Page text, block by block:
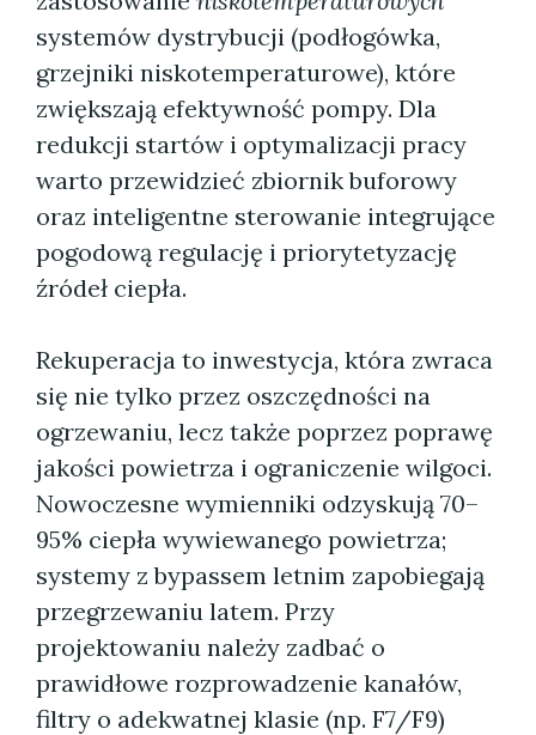
systemów dystrybucji (podłogówka,
grzejniki niskotemperaturowe), które
zwiększają efektywność pompy. Dla
redukcji startów i optymalizacji pracy
warto przewidzieć zbiornik buforowy
oraz inteligentne sterowanie integrujące
pogodową regulację i priorytetyzację
źródeł ciepła.
Rekuperacja to inwestycja, która zwraca
się nie tylko przez oszczędności na
ogrzewaniu, lecz także poprzez poprawę
jakości powietrza i ograniczenie wilgoci.
Nowoczesne wymienniki odzyskują 70–
95% ciepła wywiewanego powietrza;
systemy z bypassem letnim zapobiegają
przegrzewaniu latem. Przy
projektowaniu należy zadbać o
prawidłowe rozprowadzenie kanałów,
filtry o adekwatnej klasie (np. F7/F9)